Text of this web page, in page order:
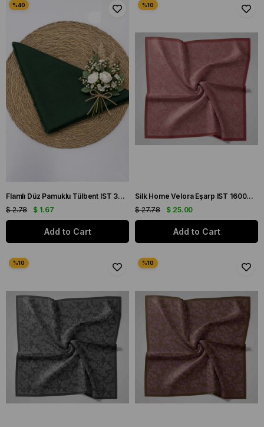
Flamlı Düz Pamuklu Tülbent IST 3434-14 Zümrüt Yeşil Düz Desen
$ 1.67
$ 2.78
Add to Cart
Silk Home Velora Eşarp IST 160004-02 Gül Kurusu Soyut Desen
$ 25.00
$ 27.78
Add to Cart